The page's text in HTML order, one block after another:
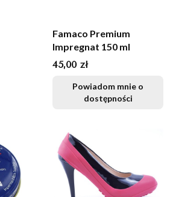
Famaco Premium
Impregnat 150 ml
Cena
45,00 zł
Powiadom mnie o
dostępności